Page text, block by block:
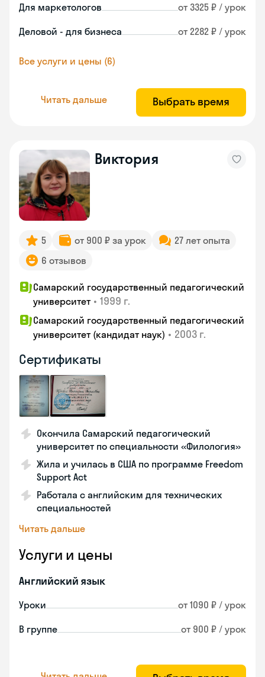
Для маркетологов от 3325 ₽ / урок
Деловой - для бизнеса от 2282 ₽ / урок
Все услуги и цены (6)
Читать дальше Выбрать время
Виктория
5 от 900 ₽ за урок
27 лет опыта
6 отзывов
Самарский государственный педагогический
университет • 1999 г.
Самарский государственный педагогический
университет (кандидат наук) • 2003 г.
Сертификаты
Окончила Самарский педагогический
университет по специальности «Филология»
Жила и училась в США по программе Freedom
Support Act
Работала с английским для технических
специальностей
Читать дальше
Услуги и цены
Английский язык
Уроки от 1090 ₽ / урок
В группе от 900 ₽ / урок